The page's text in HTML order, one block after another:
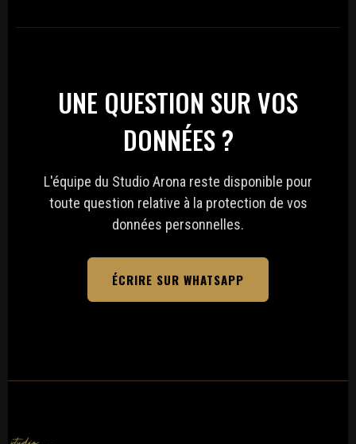
UNE QUESTION SUR VOS
DONNÉES ?
L'équipe du Studio Arona reste disponible pour
toute question relative à la protection de vos
données personnelles.
ÉCRIRE SUR WHATSAPP